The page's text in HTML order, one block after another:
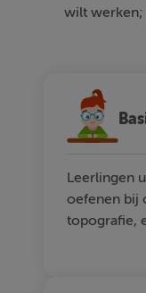
wilt werken;
Leerlingen
oefenen bij
topografie,